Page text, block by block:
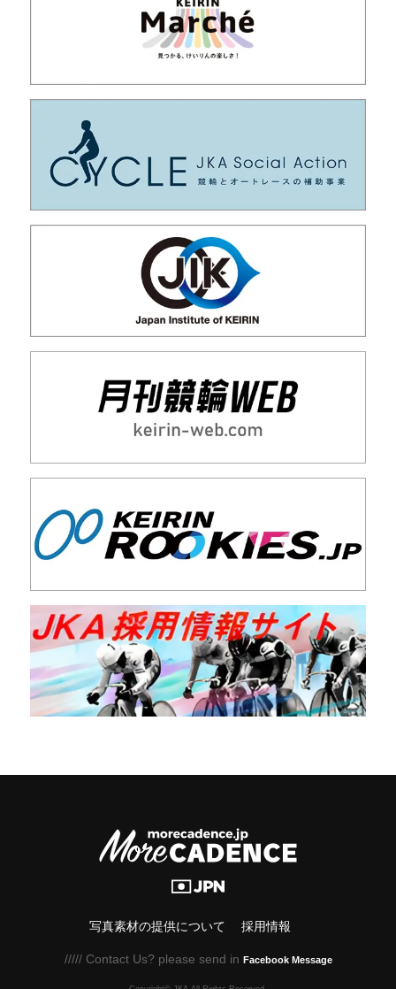
写真素材の提供について 採用情報
///// Contact Us? please send in Facebook Message